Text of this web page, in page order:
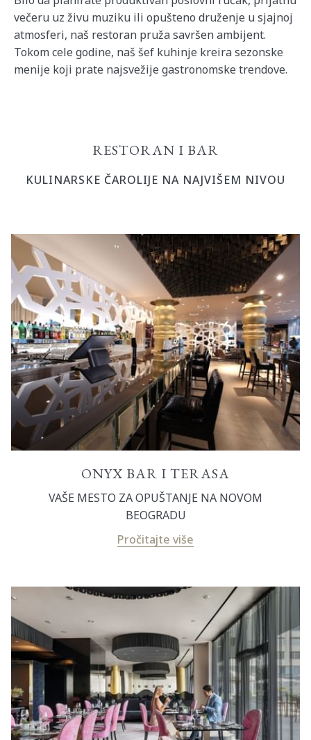
večeru uz živu muziku ili opušteno druženje u sjajnoj
atmosferi, naš restoran pruža savršen ambijent.
Tokom cele godine, naš šef kuhinje kreira sezonske
menije koji prate najsvežije gastronomske trendove.
RESTORAN I BAR
KULINARSKE ČAROLIJE NA NAJVIŠEM NIVOU
ONYX BAR I TERASA
VAŠE MESTO ZA OPUŠTANJE NA NOVOM
BEOGRADU
Pročitajte više